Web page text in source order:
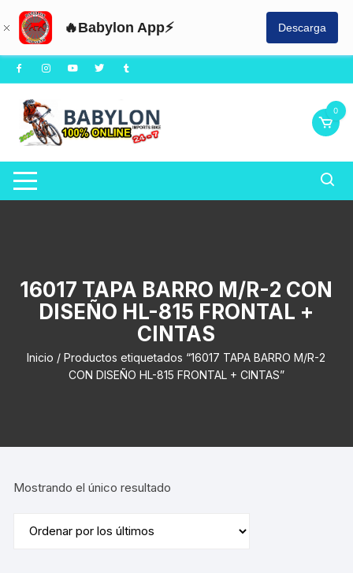
🔥Babylon App⚡ Descarga
Saltar
al
contenido
0
16017 TAPA BARRO M/R-2 CON
DISEÑO HL-815 FRONTAL +
CINTAS
Inicio / Productos etiquetados “16017 TAPA BARRO M/R-2
CON DISEÑO HL-815 FRONTAL + CINTAS”
Mostrando el único resultado